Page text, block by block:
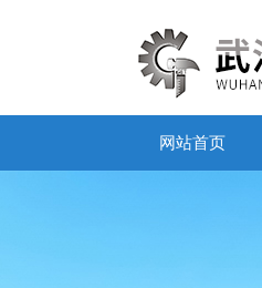
网站首页